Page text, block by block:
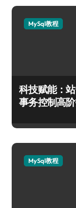
MySql教程
科技赋能：
事务控制高
MySql教程